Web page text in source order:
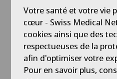
Physio contre les
En savoir plus
En 2007, l'association
et cliniques H+ a créé
de normes (REKOLE®
comptabilité analytique
prestations) pour la
d'exploitation des
Votre santé et votre vie
cœur - Swiss Medical
cookies ainsi que des
respectueuses de la
afin d'optimiser votre
Pour en savoir plus,